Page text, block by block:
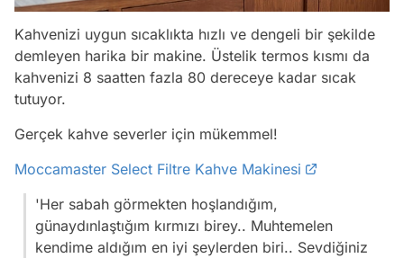
Kahvenizi uygun sıcaklıkta hızlı ve dengeli bir şekilde
demleyen harika bir makine. Üstelik termos kısmı da
kahvenizi 8 saatten fazla 80 dereceye kadar sıcak
tutuyor.
Gerçek kahve severler için mükemmel!
Moccamaster Select Filtre Kahve Makinesi
'Her sabah görmekten hoşlandığım,
günaydınlaştığım kırmızı birey.. Muhtemelen
kendime aldığım en iyi şeylerden biri.. Sevdiğiniz